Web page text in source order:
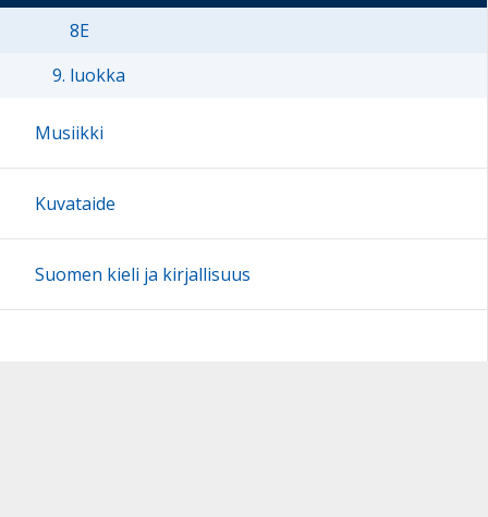
8E
9. luokka
Musiikki
Kuvataide
Suomen kieli ja kirjallisuus